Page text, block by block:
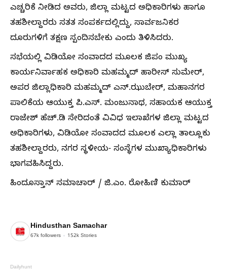
ಎಚ್ಚರಿಕೆ ನೀಡಿದ ಅವರು, ಜಿಲ್ಲಾ ಮಟ್ಟದ ಅಧಿಕಾರಿಗಳು ಹಾಗೂ
ತಹಶೀಲ್ದಾರರು ಸತತ ಸಂಪರ್ಕದಲ್ಲಿದ್ದು, ಸಾರ್ವಜನಿಕರ
ದೂರುಗಳಿಗೆ ತಕ್ಷಣ ಸ್ಪಂದಿಸಬೇಕು ಎಂದು ತಿಳಿಸಿದರು.
ಸಭೆಯಲ್ಲಿ ವಿಡಿಯೋ ಸಂವಾದದ ಮೂಲಕ ಜಿಪಂ ಮುಖ್ಯ
ಕಾರ್ಯನಿರ್ವಾಹಕ ಅಧಿಕಾರಿ ಮಹಮ್ಮದ್ ಹಾರೀಸ್ ಸುಮೇರ್,
ಅಪರ ಜಿಲ್ಲಾಧಿಕಾರಿ ಮಹಮ್ಮದ್ ಎನ್.ಝುಬೇರ್, ಮಹಾನಗರ
ಪಾಲಿಕೆಯ ಆಯುಕ್ತ ಪಿ.ಎಸ್. ಮಂಜುನಾಥ, ಸಹಾಯಕ ಆಯುಕ್ತ
ರಾಜೇಶ್ ಹೆಚ್.ಡಿ ಸೇರಿದಂತೆ ವಿವಿಧ ಇಲಾಖೆಗಳ ಜಿಲ್ಲಾ ಮಟ್ಟದ
ಅಧಿಕಾರಿಗಳು, ವಿಡಿಯೋ ಸಂವಾದದ ಮೂಲಕ ಎಲ್ಲಾ ತಾಲ್ಲೂಕು
ತಹಶೀಲ್ದಾರರು, ನಗರ ಸ್ಥಳೀಯ- ಸಂಸ್ಥೆಗಳ ಮುಖ್ಯಾಧಿಕಾರಿಗಳು
ಭಾಗವಹಿಸಿದ್ದರು.
ಹಿಂದೂಸ್ತಾನ್ ಸಮಾಚಾರ್ / ಜಿ.ಎಂ. ರೋಹಿಣಿ ಕುಮಾರ್
Hindusthan Samachar
67k followers 152k Stories
Dailyhunt